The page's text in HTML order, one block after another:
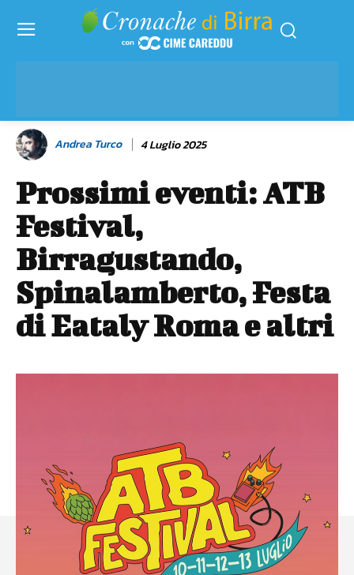
Andrea Turco 4 Luglio 2025
Prossimi eventi: ATB
Festival,
Birragustando,
Spinalamberto, Festa
di Eataly Roma e altri